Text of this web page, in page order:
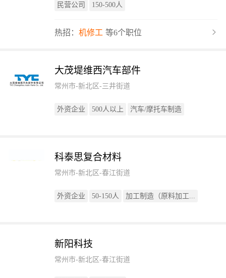
民营公司 150-500人
热招： 机修工 等6个职位
大茂堤维西汽车部件
常州市-新北区-三井街道
外资企业 500人以上 汽车/摩托车制造
科泰思复合材料
常州市-新北区-春江街道
外资企业 50-150人 加工制造（原料加工...
新阳科技
常州市-新北区-春江街道